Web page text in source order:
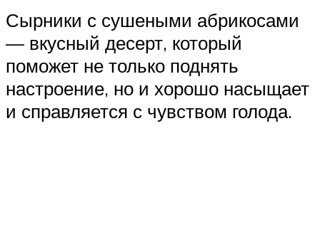
Сырники с сушеными абрикосами
— вкусный десерт, который
поможет не только поднять
настроение, но и хорошо насыщает
и справляется с чувством голода.